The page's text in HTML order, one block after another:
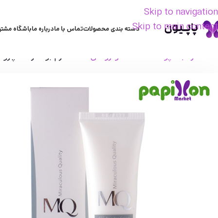
Skip to navigation
Skip to main contentدسته بندی محصولاتتماس با مادرباره ماباشگاه
مراقبت پوست ضدلک و روشن کننده کرم بوستر